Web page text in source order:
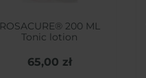
ROSACURE® 200 ML
Tonic lotion
65,00 zł